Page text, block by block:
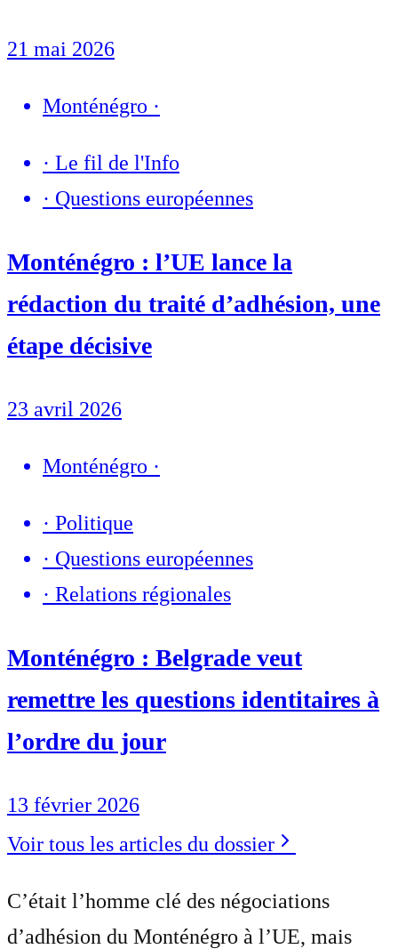
21 mai 2026
Monténégro ·
· Le fil de l'Info
· Questions européennes
Monténégro : l’UE lance la
rédaction du traité d’adhésion, une
étape décisive
23 avril 2026
Monténégro ·
· Politique
· Questions européennes
· Relations régionales
Monténégro : Belgrade veut
remettre les questions identitaires à
l’ordre du jour
13 février 2026
Voir tous les articles du dossier
C’était l’homme clé des négociations
d’adhésion du Monténégro à l’UE, mais